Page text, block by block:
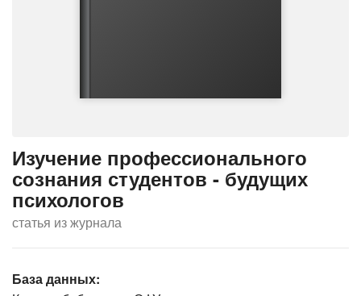
Изучение профессионального
сознания студентов - будущих
психологов
статья из журнала
База данных: